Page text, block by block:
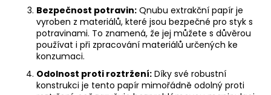
Bezpečnost potravin: Qnubu extrakční papír je
vyroben z materiálů, které jsou bezpečné pro styk s
potravinami. To znamená, že jej můžete s důvěrou
používat i při zpracování materiálů určených ke
konzumaci.
Odolnost proti roztržení: Díky své robustní
konstrukci je tento papír mimořádně odolný proti